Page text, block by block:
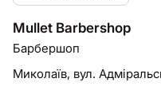
Mullet Barbershop
Барбершоп
Миколаїв, вул.